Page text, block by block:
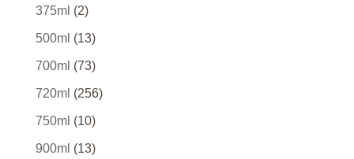
375ml (2)
500ml (13)
700ml (73)
720ml (256)
750ml (10)
900ml (13)